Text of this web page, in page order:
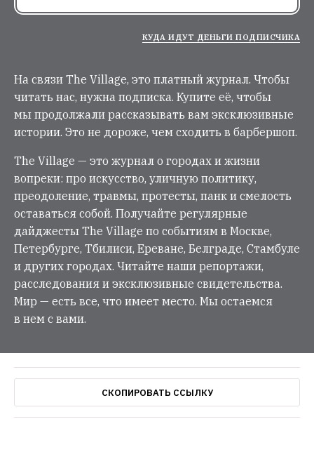
КУДА ИДУТ ДЕНЬГИ ПОДПИСЧИКА
На связи The Village, это платный журнал. Чтобы
читать нас, нужна подписка. Купите её, чтобы
мы продолжали рассказывать вам эксклюзивные
истории. Это не дороже, чем сходить в барбершоп.
The Village — это журнал о городах и жизни
вопреки: про искусство, уличную политику,
преодоление, травмы, протесты, панк и смелость
оставаться собой. Получайте регулярные
дайджесты The Village по событиям в Москве,
Петербурге, Тбилиси, Ереване, Белграде, Стамбуле
и других городах. Читайте наши репортажи,
расследования и эксклюзивные свидетельства.
Мир — есть все, что имеет место. Мы остаемся
в нем с вами.
СКОПИРОВАТЬ ССЫЛКУ